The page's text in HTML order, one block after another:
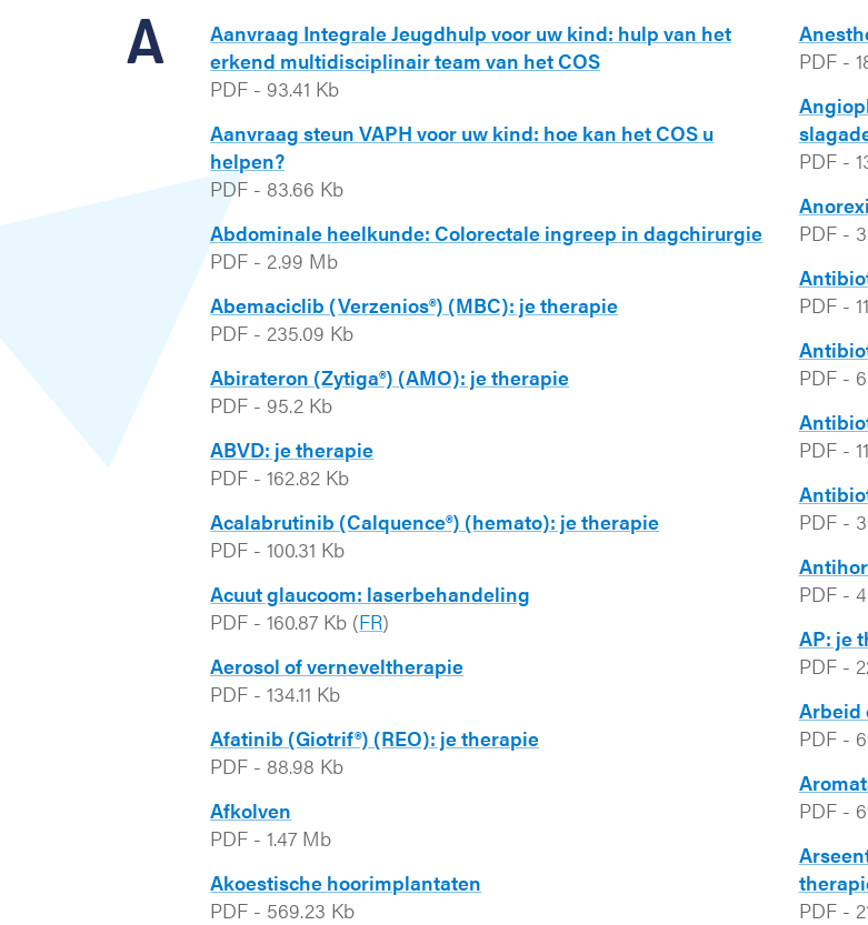
A
Aanvraag Integrale Jeugdhulp voor uw kind: hulp van het
erkend multidisciplinair team van het COS
PDF - 93.41 Kb
Aanvraag steun VAPH voor uw kind: hoe kan het COS u
helpen?
PDF - 83.66 Kb
Abdominale heelkunde: Colorectale ingreep in dagchirurgie
PDF - 2.99 Mb
Abemaciclib (Verzenios®) (MBC): je therapie
PDF - 235.09 Kb
Abirateron (Zytiga®) (AMO): je therapie
PDF - 95.2 Kb
ABVD: je therapie
PDF -162.82 Kb
Acalabrutinib (Calquence®) (hemato): je therapie
PDF -100.31 Kb
Acuut glaucoom: laserbehandeling
PDF -160.87 Kb (FR)
Aerosol of verneveltherapie
PDF -134.11 Kb
Afatinib (Giotrif®) (REO): je therapie
PDF - 88.98 Kb
Afkolven
PDF -1.47 Mb
Akoestische hoorimplantaten
PDF - 569.23 Kb
PDF-
PDF-
PDF-
PDF-
PDF-
PDF-
PDF-
PDF-
AP: je
PDF-
Arbeid
PDF-
PDF-
PDF-